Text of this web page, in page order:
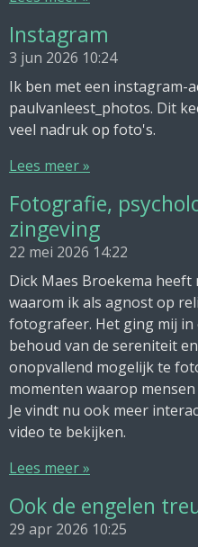
Instagram
3 jun 2026 10:24
Ik ben met een instagram-
paulvanleest_photos. Dit
veel nadruk op foto's.
Lees meer »
Fotografie,
zingeving
22 mei 2026 14:22
Dick Maes Broekema
waarom ik als agnost op
fotografeer. Het ging mij
behoud van de sereniteit
onopvallend mogelijk te
momenten waarop
Je vindt nu ook meer
video te bekijken.
Lees meer »
Ook de engelen
29 apr 2026 10:25